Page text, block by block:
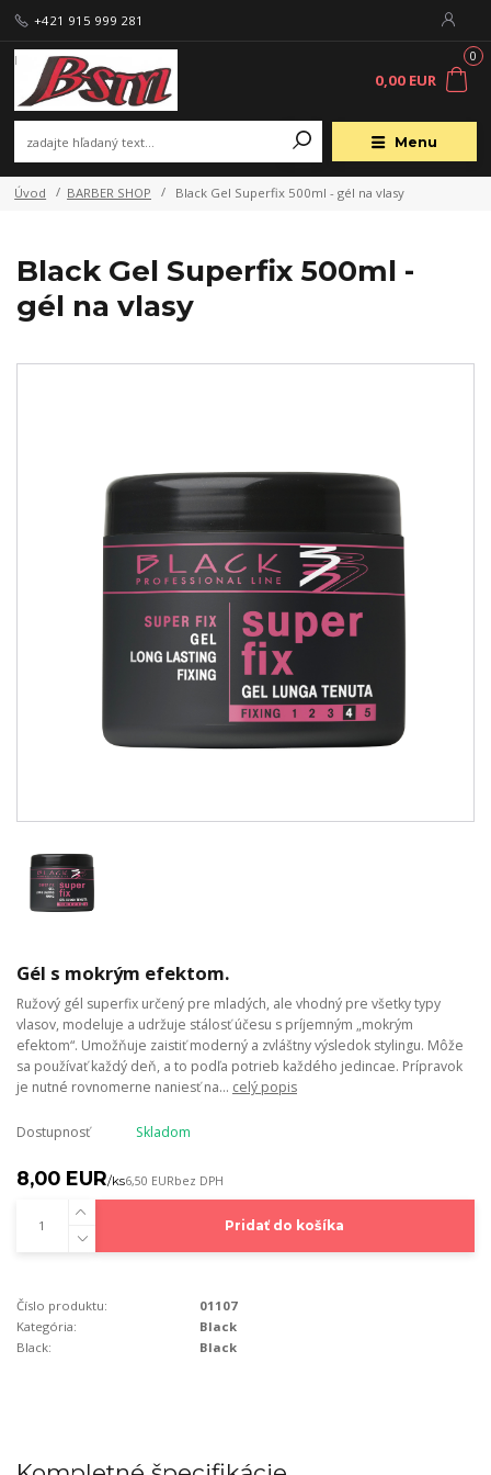
Menu
+421 915 999 281
0
0,00 EUR
Úvod BARBER SHOP Black Gel Superfix 500ml - gél na vlasy
Black Gel Superfix 500ml -
gél na vlasy
Gél s mokrým efektom.
Ružový gél superfix určený pre mladých, ale vhodný pre všetky typy
vlasov, modeluje a udržuje stálosť účesu s príjemným „mokrým
efektom“. Umožňuje zaistiť moderný a zvláštny výsledok stylingu. Môže
sa používať každý deň, a to podľa potrieb každého jedincae. Prípravok
je nutné rovnomerne naniesť na... celý popis
Dostupnosť Skladom
8,00 EUR/ks6,50 EURbez DPH
Pridať do košíka
Číslo produktu:
01107
Kategória:
Black
Black:
Black